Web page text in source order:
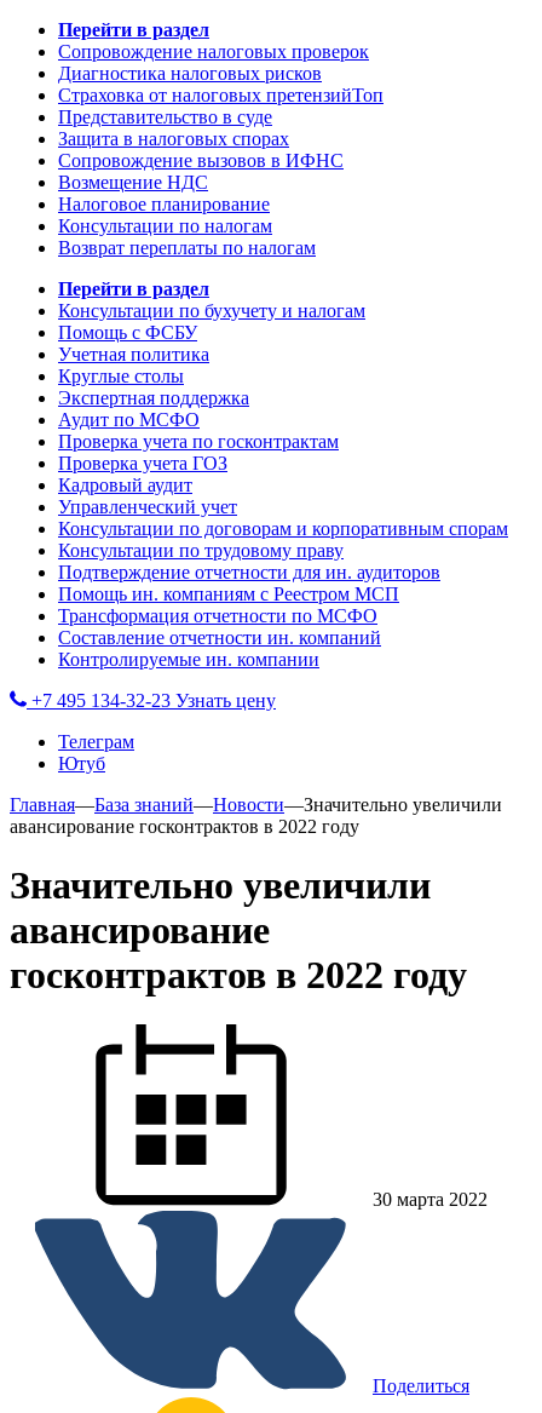
Перейти в раздел
Сопровождение налоговых проверок
Диагностика налоговых рисков
Страховка от налоговых претензийТоп
Представительство в суде
Защита в налоговых спорах
Сопровождение вызовов в ИФНС
Возмещение НДС
Налоговое планирование
Консультации по налогам
Возврат переплаты по налогам
Перейти в раздел
Консультации по бухучету и налогам
Помощь с ФСБУ
Учетная политика
Круглые столы
Экспертная поддержка
Аудит по МСФО
Проверка учета по госконтрактам
Проверка учета ГОЗ
Кадровый аудит
Управленческий учет
Консультации по договорам и корпоративным спорам
Консультации по трудовому праву
Подтверждение отчетности для ин. аудиторов
Помощь ин. компаниям с Реестром МСП
Трансформация отчетности по МСФО
Составление отчетности ин. компаний
Контролируемые ин. компании
+7 495 134-32-23 Узнать цену
Телеграм
Ютуб
Главная—База знаний—Новости—Значительно увеличили
авансирование госконтрактов в 2022 году
Значительно увеличили
авансирование
госконтрактов в 2022 году
30 марта 2022
Поделиться